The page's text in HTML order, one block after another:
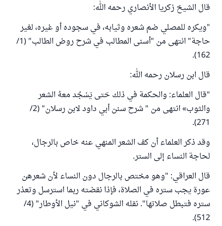
قال الشيخ زكريا الأنصاري رحمه الله:
"ويكره للمصلي ضم شعره وثيابه، في سجوده أو غيره، لغير
حاجة" انتهى من "أسنى المطالب في شرح روض الطالب" (1/
162).
قال ابن رسلان رحمه الله:
"قال العلماء: والحكمة في ذلك حَتى يَسْجُد معهُ الشعر
والثوب» انتهى من " شرح سنن أبي داود لابن رسلان" (2/
271).
وقد ذكر العلماء أن كف الشعر المنهي عنه خاص بالرجال،
لحاجة النساء إلى الستر.
قال العراقي: "وهو ‌مختص ‌بالرجال ‌دون ‌النساء لأن شعرهن
عورة يجب ستره في الصلاة، فإذا نقضته ربما استرسل وتعذر
ستره فتبطل صلاتها". نقله الشوكاني في "نيل الأوطار" (4/
512).